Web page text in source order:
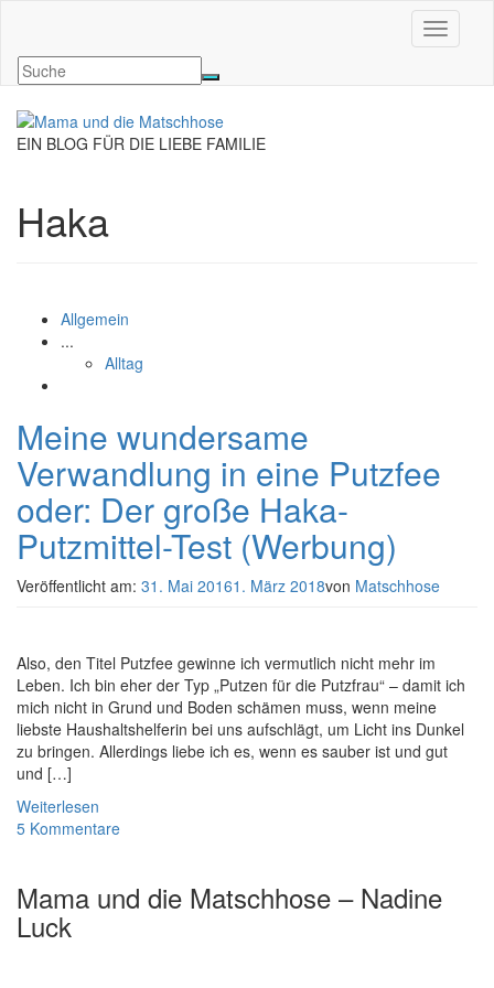
EIN BLOG FÜR DIE LIEBE FAMILIE
Haka
Allgemein
...
Alltag
Meine wundersame
Verwandlung in eine Putzfee
oder: Der große Haka-
Putzmittel-Test (Werbung)
Veröffentlicht am: 31. Mai 20161. März 2018von Matschhose
Also, den Titel Putzfee gewinne ich vermutlich nicht mehr im
Leben. Ich bin eher der Typ „Putzen für die Putzfrau“ – damit ich
mich nicht in Grund und Boden schämen muss, wenn meine
liebste Haushaltshelferin bei uns aufschlägt, um Licht ins Dunkel
zu bringen. Allerdings liebe ich es, wenn es sauber ist und gut
und […]
Weiterlesen
5 Kommentare
Mama und die Matschhose – Nadine
Luck